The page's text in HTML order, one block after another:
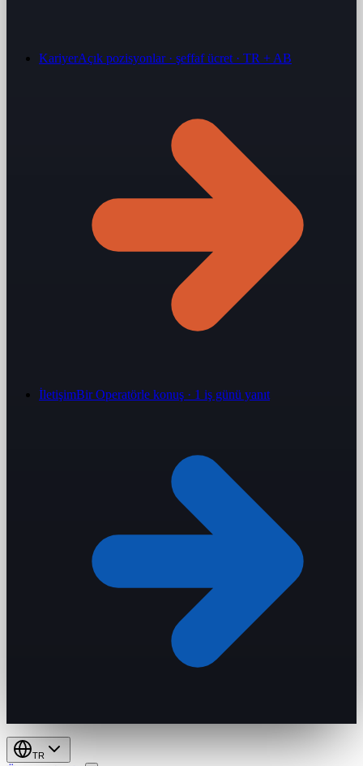
KariyerAçık pozisyonlar · şeffaf ücret · TR + AB
İletişimBir Operatörle konuş · 1 iş günü yanıt
TR